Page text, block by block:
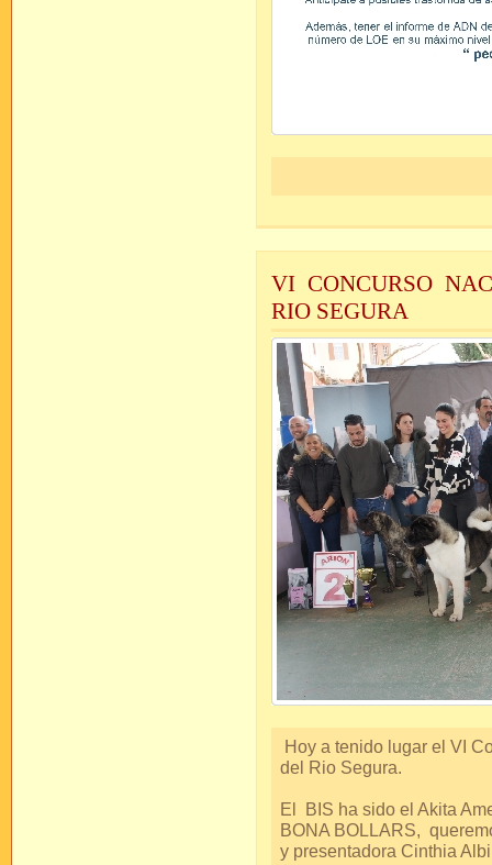
VI CONCURSO
RIO SEGURA
Hoy a tenido lugar el VI
del Rio Segura.
El BIS ha sido el Akita
BONA BOLLARS,
y presentadora Cinthia